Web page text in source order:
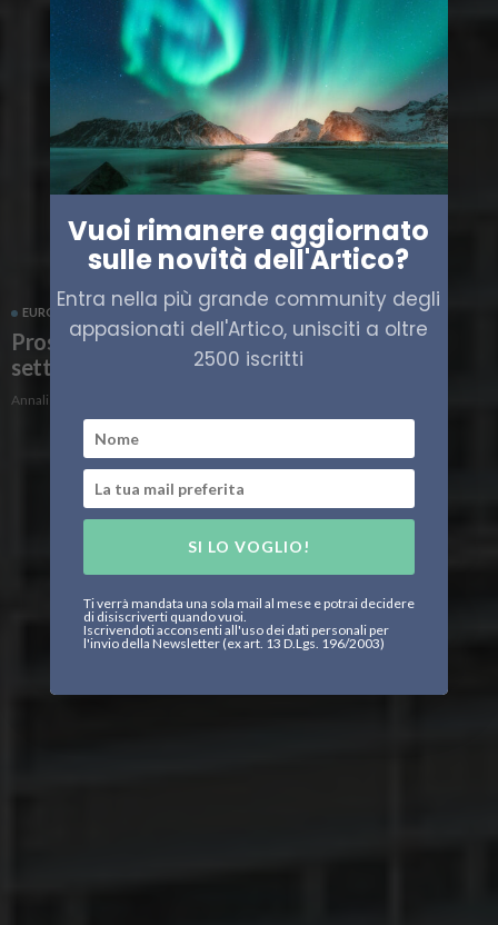
EUROPA PROSPETTIVA BRUXELLES
Prospettiva Bruxelles, gli appuntamenti della
settimana
Annalisa Gozzi
Vuoi rimanere aggiornato
sulle novità dell'Artico?
Entra nella più grande community degli
appasionati dell'Artico, unisciti a oltre
2500 iscritti
SI LO VOGLIO!
Ti verrà mandata una sola mail al mese e potrai decidere
di disiscriverti quando vuoi.
Iscrivendoti acconsenti all'uso dei dati personali per
l'invio della Newsletter (ex art. 13 D.Lgs. 196/2003)